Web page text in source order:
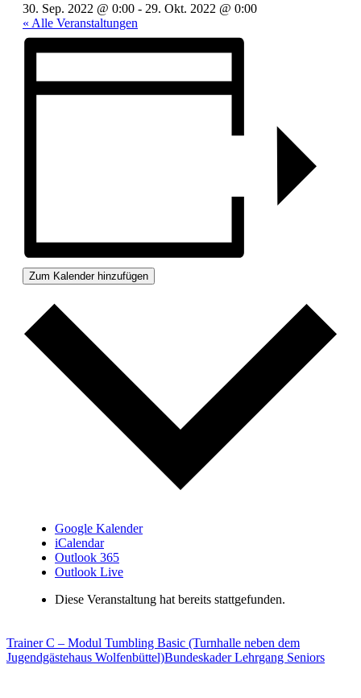
30. Sep. 2022 @ 0:00 - 29. Okt. 2022 @ 0:00
« Alle Veranstaltungen
Zum Kalender hinzufügen
Google Kalender
iCalendar
Outlook 365
Outlook Live
Diese Veranstaltung hat bereits stattgefunden.
Trainer C – Modul Tumbling Basic (Turnhalle neben dem
Jugendgästehaus Wolfenbüttel)Bundeskader Lehrgang Seniors